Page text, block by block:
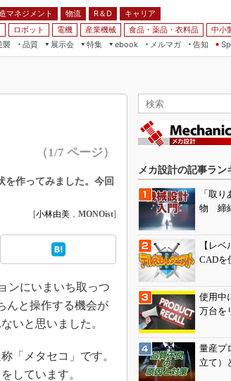
マネジメント 物流 R＆D
キャリア
ロボット 電機 産業機械 食品・薬品・衣料品
中小
襲 品質
展示会
特集
ebook
メルマガ
告知
（1/7 ページ）
を作ってみました。今回
[小林由美 ， MONOist]
ンにいまいち取っつ
んと操作する機会が
いと思いました。
「メタセコ」です。
しています。
メカ設計の記事ラン
「取
物 締
【レ
CADを
使用中
万台を
量産プ
立て）